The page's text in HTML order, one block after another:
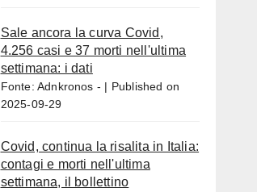
Sale ancora la curva Covid,
4.256 casi e 37 morti nell'ultima
settimana: i dati
Fonte: Adnkronos -
Published on
2025-09-29
Covid, continua la risalita in Italia:
contagi e morti nell'ultima
settimana, il bollettino